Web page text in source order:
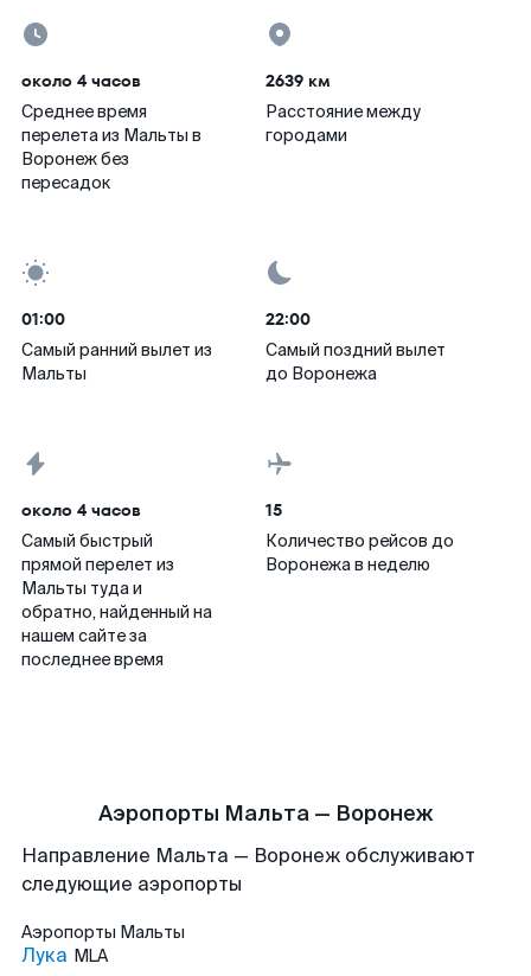
около 4 часов
Среднее время
перелета из Мальты в
Воронеж без
пересадок
2639 км
Расстояние между
городами
01:00
Самый ранний вылет из
Мальты
22:00
Самый поздний вылет
до Воронежа
около 4 часов
Самый быстрый
прямой перелет из
Мальты туда и
обратно, найденный на
нашем сайте за
последнее время
15
Количество рейсов до
Воронежа в неделю
Аэропорты Мальта — Воронеж
Направление Мальта — Воронеж обслуживают
следующие аэропорты
Аэропорты Мальты
Лука MLA